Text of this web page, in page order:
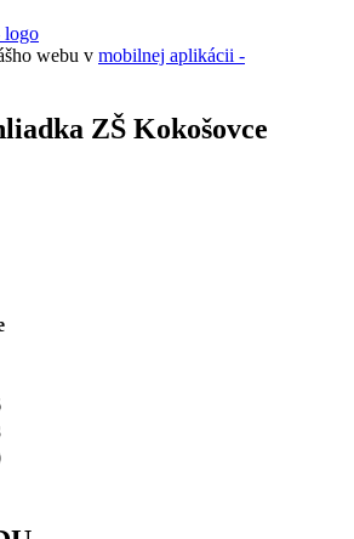
webu v mobilnej aplikácii -
ZŠ Kokošovce